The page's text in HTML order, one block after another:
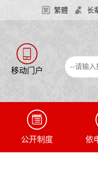
繁體 长
移动门户
公开制度 依